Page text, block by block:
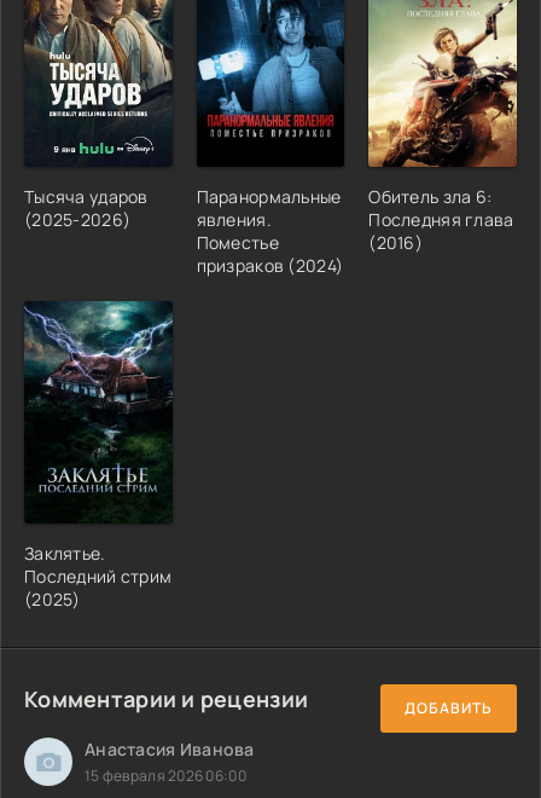
Тысяча ударов
(2025-2026)
Паранормальные
явления.
Поместье
призраков (2024)
Обитель зла 6:
Последняя глава
(2016)
Заклятье.
Последний стрим
(2025)
Комментарии и рецензии ДОБАВИТЬ
Анастасия Иванова
15 февраля 2026 06:00